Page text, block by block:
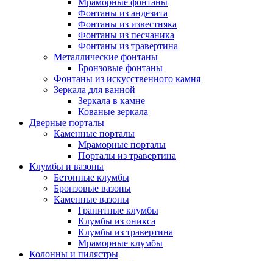
Мраморные фонтаны
Фонтаны из андезита
Фонтаны из известняка
Фонтаны из песчаника
Фонтаны из травертина
Металлические фонтаны
Бронзовые фонтаны
Фонтаны из искусственного камня
Зеркала для ванной
Зеркала в камне
Кованые зеркала
Дверные порталы
Каменные порталы
Мраморные порталы
Порталы из травертина
Клумбы и вазоны
Бетонные клумбы
Бронзовые вазоны
Каменные вазоны
Гранитные клумбы
Клумбы из оникса
Клумбы из травертина
Мраморные клумбы
Колонны и пилястры